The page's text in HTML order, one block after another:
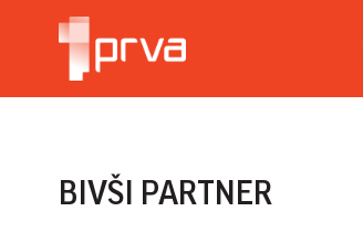
BIVŠI PARTNER